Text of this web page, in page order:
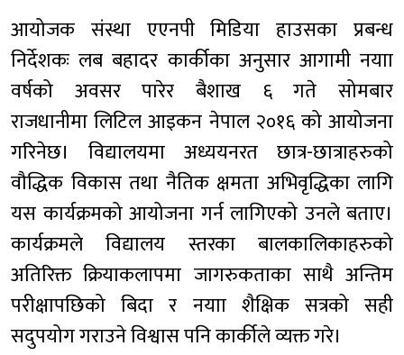
आयोजक संस्था एएनपी मिडिया हाउसका प्रबन्ध
निर्देशकः लब बहादर कार्कीका अनुसार आगामी नयाा
वर्षको अवसर पारेर बैशाख ६ गते सोमबार
राजधानीमा लिटिल आइकन नेपाल २०१६ को आयोजना
गरिनेछ। विद्यालयमा अध्ययनरत छात्र-छात्राहरुको
वौद्धिक विकास तथा नैतिक क्षमता अभिवृद्धिका लागि
यस कार्यक्रमको आयोजना गर्न लागिएको उनले बताए।
कार्यक्रमले विद्यालय स्तरका बालकालिकाहरुको
अतिरिक्त क्रियाकलापमा जागरुकताका साथै अन्तिम
परीक्षापछिको बिदा र नयाा शैक्षिक सत्रको सही
सदुपयोग गराउने विश्वास पनि कार्कीले व्यक्त गरे।